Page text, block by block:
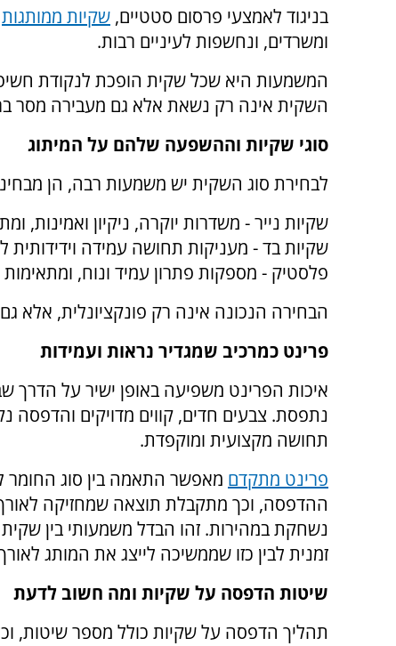
בניגוד לאמצעי פרסום סטטיים, שקיות ממותגות
ומשרדים, ונחשפות לעיניים רבות.
המשמעות היא שכל שקית הופכת לנקודת
השקית אינה רק נשאת אלא גם מעבירה מסר
סוגי שקיות וההשפעה שלהם על המיתוג
לבחירת סוג השקית יש משמעות רבה, הן
שקיות נייר - משדרות יוקרה, ניקיון ואמינות,
שקיות בד - מעניקות תחושה עמידה וידידותית
פלסטיק - מספקות פתרון עמיד ונוח, ומתאימות
הבחירה הנכונה אינה רק פונקציונלית, אלא גם
פרינט כמרכיב שמגדיר נראות ועמידות
איכות הפרינט משפיעה באופן ישיר על הדרך
נתפסת. צבעים חדים, קווים מדויקים והדפסה
תחושה מקצועית ומוקפדת.
פרינט מתקדם מאפשר התאמה בין סוג החומר
ההדפסה, וכך מתקבלת תוצאה שמחזיקה לאורך
נשחקת במהירות. זהו הבדל משמעותי בין
זמנית לבין כזו שממשיכה לייצג את המותג
שיטות הדפסה על שקיות ומה חשוב לדעת
תהליך הדפסה על שקיות כולל מספר שיטות,